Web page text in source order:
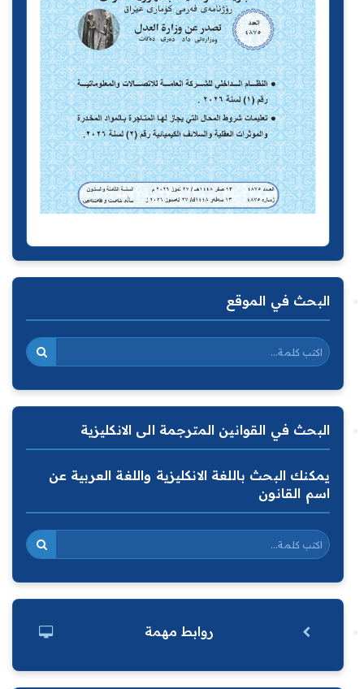
البحث في الموقع
البحث في القوانين المترجمة الى الانكليزية
يمكنك البحث باللغة الانكليزية واللغة العربية عن
اسم القانون
روابط مهمة